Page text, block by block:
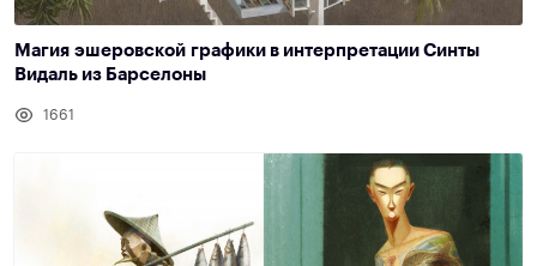
Магия эшеровской графики в интерпретации Синты
Видаль из Барселоны
1661